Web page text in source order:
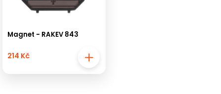
Magnet - RAKEV 843
214 Kč